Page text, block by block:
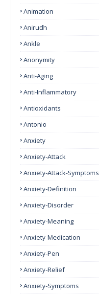
Animation
Anirudh
Ankle
Anonymity
Anti-Aging
Anti-Inflammatory
Antioxidants
Antonio
Anxiety
Anxiety-Attack
Anxiety-Attack-Symptoms
Anxiety-Definition
Anxiety-Disorder
Anxiety-Meaning
Anxiety-Medication
Anxiety-Pen
Anxiety-Relief
Anxiety-Symptoms